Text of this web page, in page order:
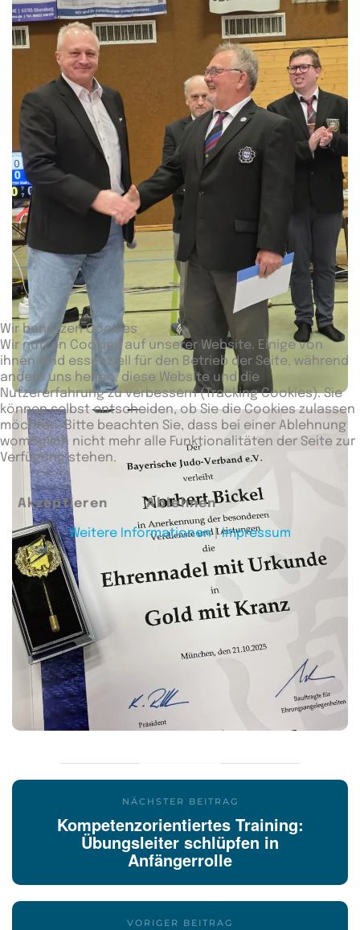
NÄCHSTER BEITRAG
Kompetenzorientiertes Training:
Übungsleiter schlüpfen in
Anfängerrolle
VORIGER BEITRAG
Wir benutzen Cookies
Wir nutzen Cookies auf unserer Website. Einige von
ihnen sind essenziell für den Betrieb der Seite, während
andere uns helfen, diese Website und die
Nutzererfahrung zu verbessern (Tracking Cookies). Sie
können selbst entscheiden, ob Sie die Cookies zulassen
möchten. Bitte beachten Sie, dass bei einer Ablehnung
womöglich nicht mehr alle Funktionalitäten der Seite zur
Verfügung stehen.
Akzeptieren Ablehnen
Weitere Informationen|Impressum